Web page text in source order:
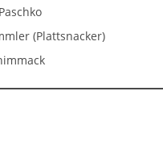
(Plattsnacker)